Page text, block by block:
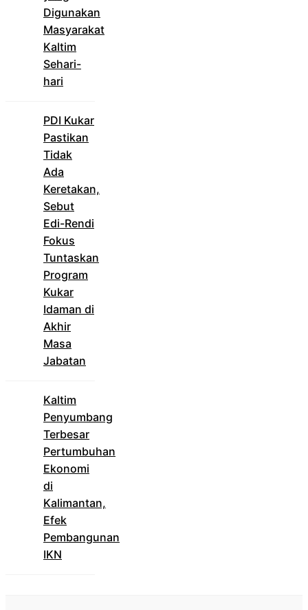
Digunakan
Masyarakat
Kaltim
Sehari-
hari
PDI Kukar
Pastikan
Tidak
Ada
Keretakan,
Sebut
Edi-Rendi
Fokus
Tuntaskan
Program
Kukar
Idaman di
Akhir
Masa
Jabatan
Kaltim
Penyumbang
Terbesar
Pertumbuhan
Ekonomi
di
Kalimantan,
Efek
Pembangunan
IKN